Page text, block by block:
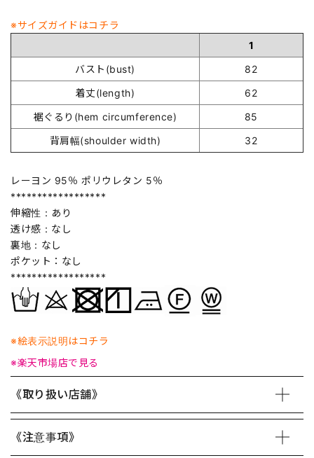
※サイズガイドはコチラ
1
バスト(bust)
82
着丈(length)
62
裾ぐるり(hem circumference)
85
背肩幅(shoulder width)
32
レーヨン 95％ ポリウレタン 5％
******************
伸縮性：あり
透け感：なし
裏地：なし
ポケット：なし
******************
※絵表示説明はコチラ
※楽天市場店で見る
《取り扱い店舗》
《注意事項》